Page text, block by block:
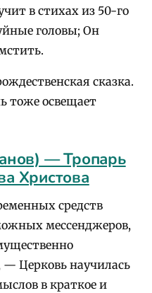
в стихах из 50-го
головы; Он
сказка.
тоже освещает
— Тропарь
Христова
средств
мессенджеров,
Церковь научилась
в краткое и